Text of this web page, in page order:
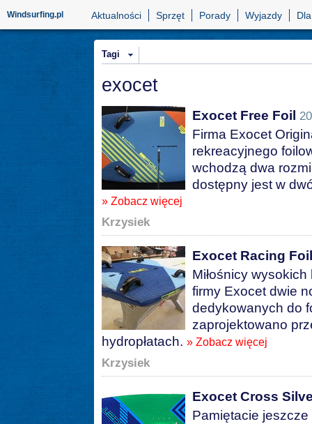
Windsurfing.pl Aktualności Sprzęt Porady Wyjazdy
Tagi
exocet
Exocet Free Foil
Firma Exocet
rekreacyjnego
wchodzą dwa
dostępny jest w
» Zobacz więcej
Krzysiek
Exocet Racing Foil
Miłośnicy
firmy Exocet dwie
dedykowanych do
zaprojektowano
hydropłatach. » Zobacz więcej
Krzysiek
Exocet Cross
Pamiętacie